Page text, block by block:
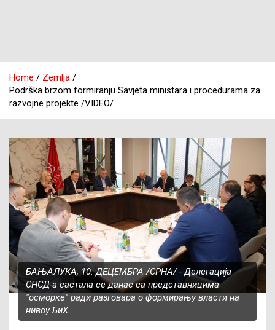
Home
Zemlja
Podrška brzom formiranju Savjeta ministara i procedurama za
razvojne projekte /VIDEO/
БАЊАЛУКА, 10. ДЕЦЕМБРА /СРНА/ - Делегација
СНСД-а састала се данас са представницима
"осморке" ради разговара о формирању власти на
нивоу БиХ.